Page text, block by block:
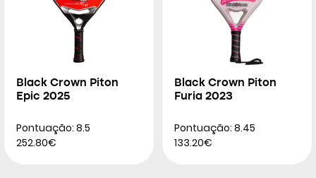
Black Crown Piton
Epic 2025
Pontuação: 8.5
252.80€
Black Crown Piton
Furia 2023
Pontuação: 8.45
133.20€